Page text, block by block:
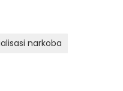
narkoba